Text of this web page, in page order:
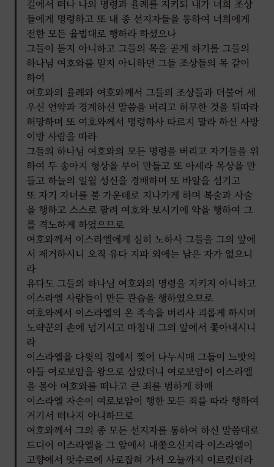
여로보암을 왕으로 삼았더니 여로보암이 이스라엘을 몰아
여호와를 떠나고 큰 죄를 범하게 하매
이스라엘 자손이 여로보암이 행한 모든 죄를 따라 행하여 거기서
떠나지 아니하므로
여호와께서 그의 종 모든 선지자를 통하여 하신 말씀대로 드디어
이스라엘을 그 앞에서 내쫓으신지라 이스라엘이 고향에서
앗수르에 사로잡혀 가서 오늘까지 이르렀더라
열왕기하 17:5-23
길에서 떠나 나의 명령과 율례를 지키되 내가 너희 조상
들에게 명령하고 또 내 종 선지자들을 통하여 너희에게
전한 모든 율법대로 행하라 하셨으나
그들이 듣지 아니하고 그들의 목을 곧게 하기를 그들의
하나님 여호와를 믿지 아니하던 그들 조상들의 목 같이
하여
여호와의 율례와 여호와께서 그들의 조상들과 더불어 세
우신 언약과 경계하신 말씀을 버리고 허무한 것을 뒤따라
허망하며 또 여호와께서 명령하사 따르지 말라 하신 사방
이방 사람을 따라
그들의 하나님 여호와의 모든 명령을 버리고 자기들을 위
하여 두 송아지 형상을 부어 만들고 또 아세라 목상을 만
들고 하늘의 일월 성신을 경배하며 또 바알을 섬기고
또 자기 자녀를 불 가운데로 지나가게 하며 복술과 사술
을 행하고 스스로 팔려 여호와 보시기에 악을 행하여 그
를 격노하게 하였으므로
여호와께서 이스라엘에게 심히 노하사 그들을 그의 앞에
서 제거하시니 오직 유다 지파 외에는 남은 자가 없으니
라
유다도 그들의 하나님 여호와의 명령을 지키지 아니하고
이스라엘 사람들이 만든 관습을 행하였으므로
여호와께서 이스라엘의 온 족속을 버리사 괴롭게 하시며
노략꾼의 손에 넘기시고 마침내 그의 앞에서 쫓아내시니
라
이스라엘을 다윗의 집에서 찢어 나누시매 그들이 느밧의
아들 여로보암을 왕으로 삼았더니 여로보암이 이스라엘
을 몰아 여호와를 떠나고 큰 죄를 범하게 하매
이스라엘 자손이 여로보암이 행한 모든 죄를 따라 행하여
거기서 떠나지 아니하므로
여호와께서 그의 종 모든 선지자를 통하여 하신 말씀대로
드디어 이스라엘을 그 앞에서 내쫓으신지라 이스라엘이
고향에서 앗수르에 사로잡혀 가서 오늘까지 이르렀더라